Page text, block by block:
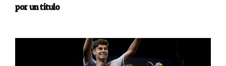
por un título